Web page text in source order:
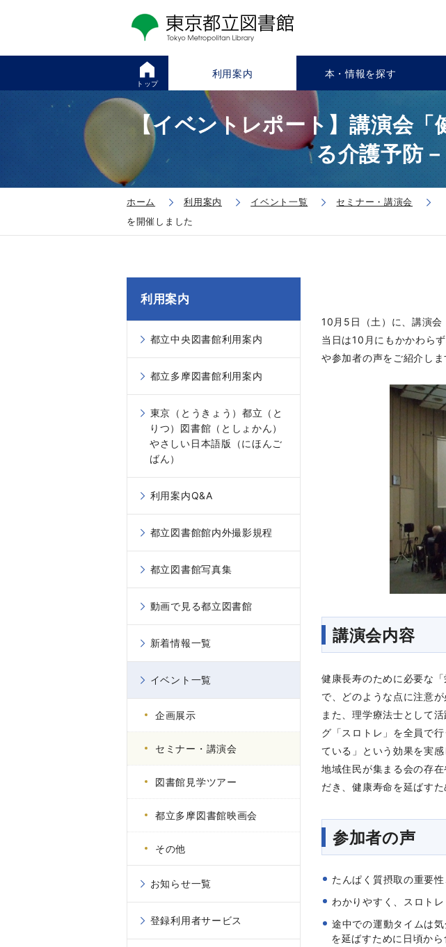
トップ
利用案内 本・情報を探す
【イベントレポート】講演会
る介護予防
ホーム 利用案内 イベント一覧 セミナー・講演会
を開催しました
10月5日（土）に、講演会
当日は10月にもかかわら
や参加者の声をご紹介しま
講演会内容
健康長寿のために必要な
で、どのような点に注意
また、理学療法士として
グ「スロトレ」を全員で
ている」という効果を実
地域住民が集まる会の存
だき、健康寿命を延ばす
参加者の声
たんぱく質摂取の重要
わかりやすく、スロト
途中での運動タイムは
を延ばすために日頃から
利用案内
都立中央図書館利用案内
都立多摩図書館利用案内
東京（とうきょう）都立（と
りつ）図書館（としょかん）
やさしい日本語版（にほんご
ばん）
利用案内Q&A
都立図書館館内外撮影規程
都立図書館写真集
動画で見る都立図書館
新着情報一覧
イベント一覧
企画展示
セミナー・講演会
図書館見学ツアー
都立多摩図書館映画会
その他
お知らせ一覧
登録利用者サービス